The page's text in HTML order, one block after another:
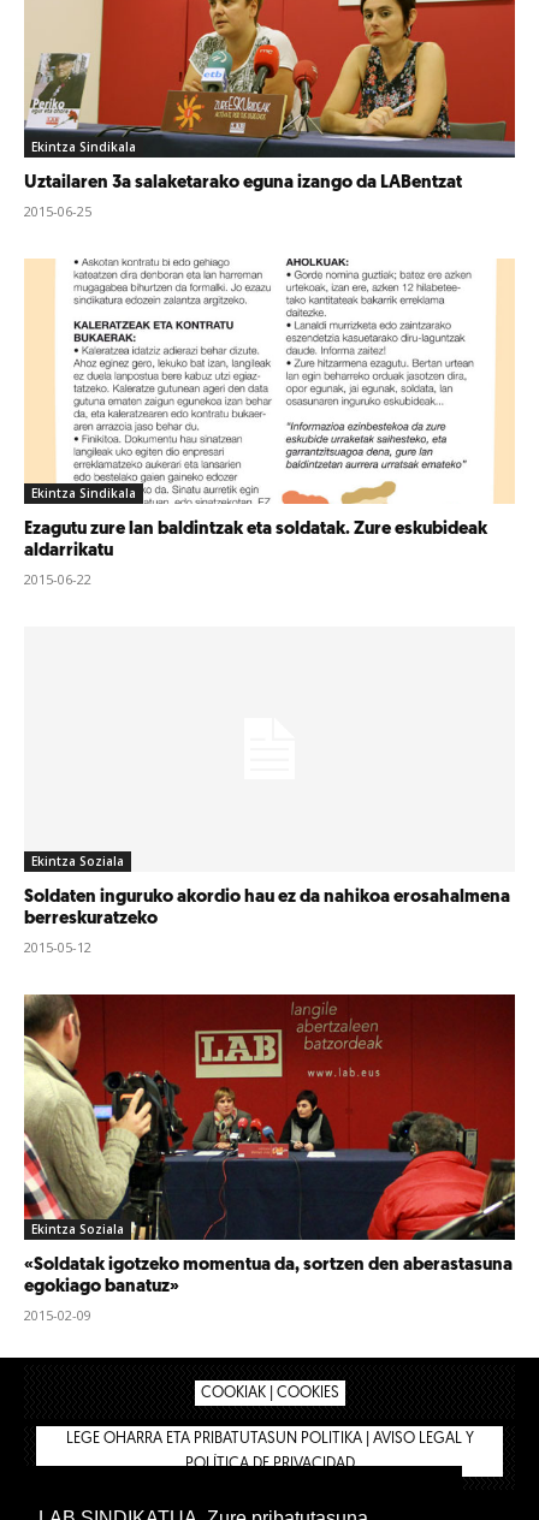
Ekintza Sindikala
Uztailaren 3a salaketarako eguna izango da LABentzat
2015-06-25
Ekintza Sindikala
Ezagutu zure lan baldintzak eta soldatak. Zure eskubideak
aldarrikatu
2015-06-22
Ekintza Soziala
Soldaten inguruko akordio hau ez da nahikoa erosahalmena
berreskuratzeko
2015-05-12
Ekintza Soziala
«Soldatak igotzeko momentua da, sortzen den aberastasuna
egokiago banatuz»
2015-02-09
COOKIAK | COOKIES
LEGE OHARRA ETA PRIBATUTASUN POLITIKA | AVISO LEGAL Y
POLÍTICA DE PRIVACIDAD